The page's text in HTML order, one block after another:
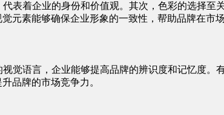
表着企业的身份和价值观。其次，色彩的选择至
元素能够确保企业形象的一致性，帮助品牌在市
觉语言，企业能够提高品牌的辨识度和记忆度。
品牌的市场竞争力。